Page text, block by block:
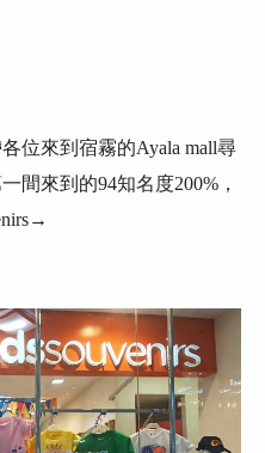
位來到宿霧的Ayala mall尋
間來到的94知名度200%，